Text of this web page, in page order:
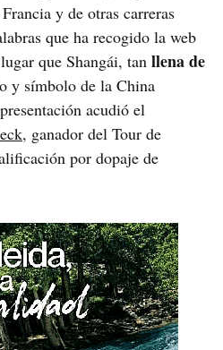
y de otras carreras
que ha recogido la web
que Shangái, tan llena de
y símbolo de la China
acudió el
, ganador del Tour de
por dopaje de